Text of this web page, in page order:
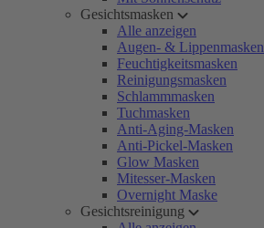
Gesichtsmasken
Alle anzeigen
Augen- & Lippenmasken
Feuchtigkeitsmasken
Reinigungsmasken
Schlammmasken
Tuchmasken
Anti-Aging-Masken
Anti-Pickel-Masken
Glow Masken
Mitesser-Masken
Overnight Maske
Gesichtsreinigung